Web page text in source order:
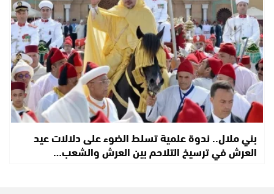
بني ملال.. ندوة علمية تسلط الضوء على دلالات عيد
العرش في ترسيخ التلاحم بين العرش والشعب…